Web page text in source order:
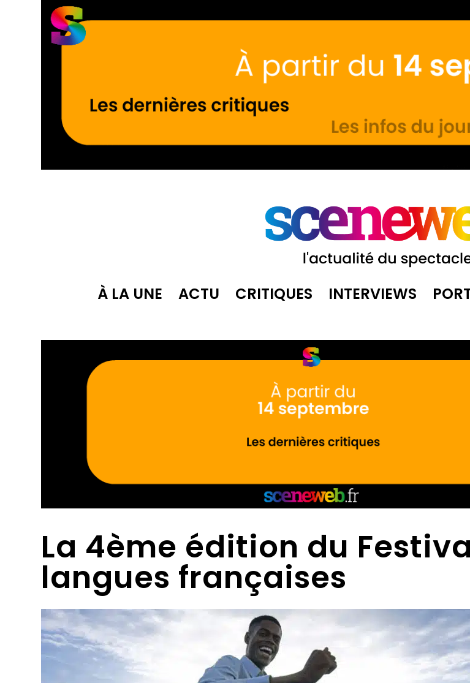
À LA UNE ACTU CRITIQUES INTERVIEWS
La 4ème édition du
langues françaises